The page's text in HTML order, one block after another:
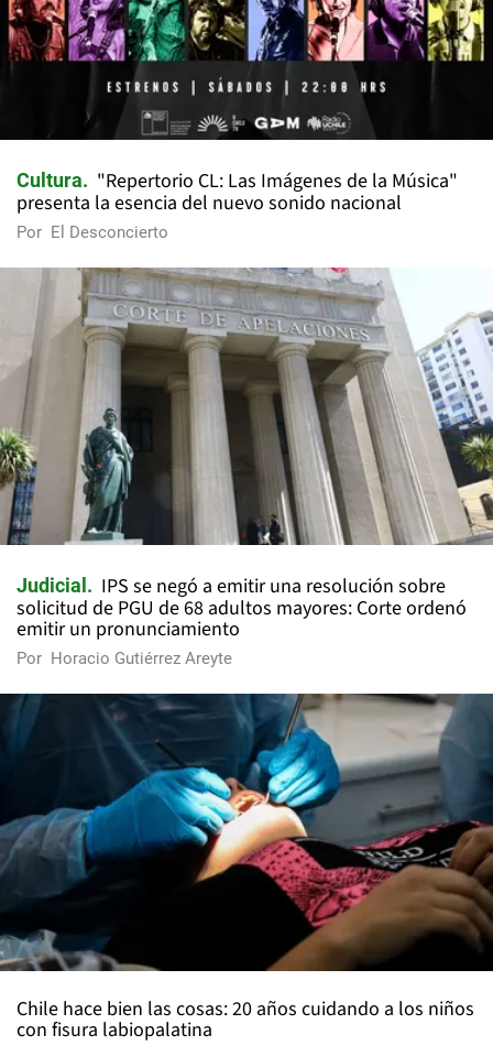
Cultura
"Repertorio CL: Las Imágenes de la Música"
presenta la esencia del nuevo sonido nacional
Por El Desconcierto
Judicial
IPS se negó a emitir una resolución sobre
solicitud de PGU de 68 adultos mayores: Corte ordenó
emitir un pronunciamiento
Por Horacio Gutiérrez Areyte
Chile hace bien las cosas: 20 años cuidando a los niños
con fisura labiopalatina